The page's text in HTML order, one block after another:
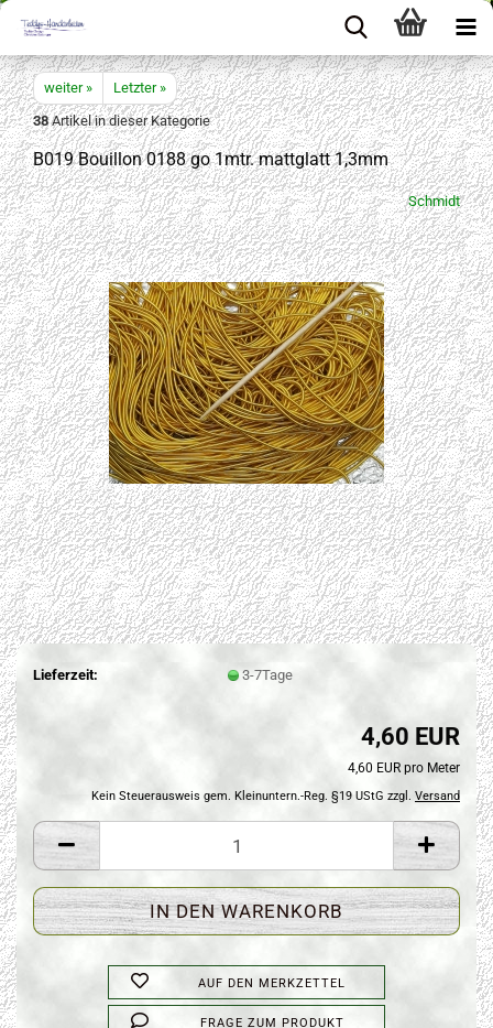
weiter »
Letzter »
38Artikel in dieser Kategorie
B019 Bouillon 0188 go 1mtr. mattglatt 1,3mm
Schmidt
Lieferzeit: 3-7Tage
4,60 EUR
4,60 EUR pro Meter
Kein Steuerausweis gem. Kleinuntern.-Reg. §19 UStG zzgl. Versand
AUF DEN MERKZETTEL
FRAGE ZUM PRODUKT